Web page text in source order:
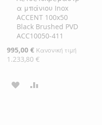
α μπάνιου Inox
ACCENT 100x50
Black Brushed PVD
ACC10050-411
Ειδική
Τιμή
995,00 € Κανονική τιμή
1.233,80 €
Καλάθι
ΠΡΟΣΘΉΚΗ